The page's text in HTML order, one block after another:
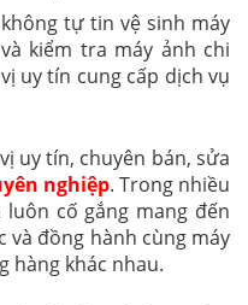
tự tin vệ sinh máy
kiểm tra máy ảnh chi
uy tín cung cấp dịch vụ
uy tín, chuyên bán, sửa
nghiệp. Trong nhiều
cố gắng mang đến
đồng hành cùng máy
hàng khác nhau.